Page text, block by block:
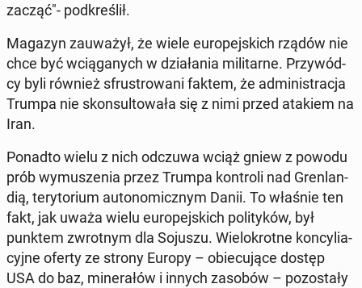
zacząć"- pod­kre­ślił.
Magazyn za­uwa­żył, że wiele eu­ro­pej­skich rządów nie
chce być wcią­ga­nych w dzia­ła­nia mi­li­tar­ne. Przy­wód­
cy byli również sfru­stro­wa­ni faktem, że ad­mi­ni­stra­cja
Trumpa nie skon­sul­to­wa­ła się z nimi przed atakiem na
Iran.
Ponadto wielu z nich odczuwa wciąż gniew z powodu
prób wy­mu­sze­nia przez Trumpa kon­tro­li nad Gren­lan­
dią, te­ry­to­rium au­to­no­micz­nym Danii. To właśnie ten
fakt, jak uważa wielu eu­ro­pej­skich po­li­ty­ków, był
punktem zwrot­nym dla Sojuszu. Wie­lo­krot­ne kon­cy­lia­
cyj­ne oferty ze strony Europy – obie­cu­ją­ce dostęp
USA do baz, mi­ne­ra­łów i innych zasobów – po­zo­sta­ły